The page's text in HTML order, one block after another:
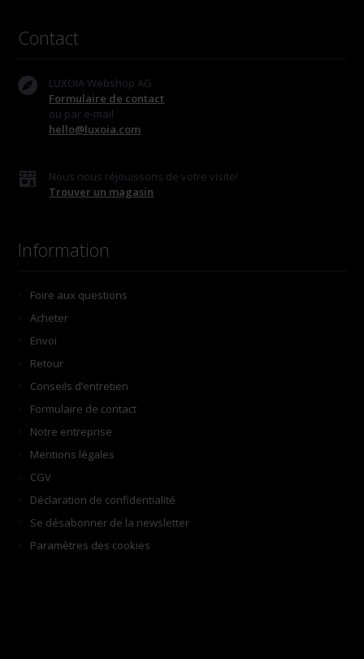
Contact
LUXOIA Webshop AG
Formulaire de contact
ou par e-mail
hello@luxoia.com
Nous nous réjouissons de votre visite!
Trouver un magasin
Information
Foire aux questions
Acheter
Envoi
Retour
Conseils d’entretien
Formulaire de contact
Notre entreprise
Mentions légales
CGV
Déclaration de confidentialité
Se désabonner de la newsletter
Paramètres des cookies